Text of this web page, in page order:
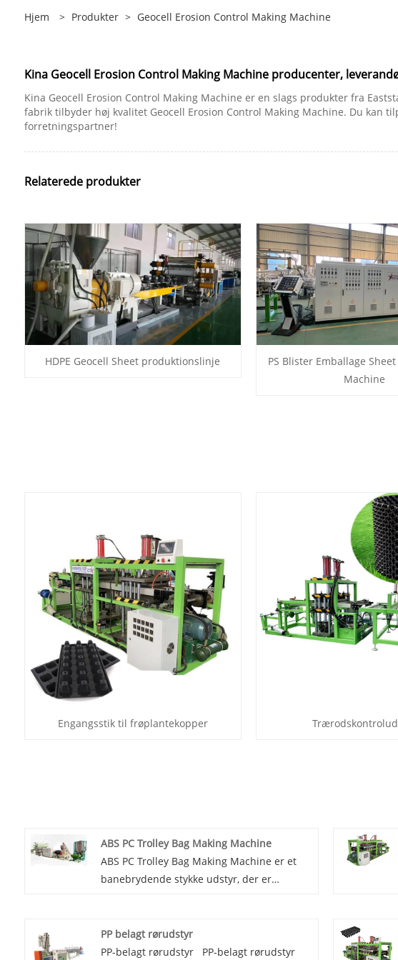
Hjem > Produkter > Geocell Erosion Control Making Machine
Kina Geocell Erosion Control Making Machine producenter,
Kina Geocell Erosion Control Making Machine er en slags produkter fra
fabrik tilbyder høj kvalitet Geocell Erosion Control Making Machine. Du kan
forretningspartner!
Relaterede produkter
HDPE Geocell Sheet produktionslinje
PS Blister Emballage
Machine
Engangsstik til frøplantekopper
ABS PC Trolley Bag Making Machine
ABS PC Trolley Bag Making Machine er et
banebrydende stykke udstyr, der er
fabrik, der har specialiseret sig i
produktionen af ​​disse maskiner, der sikrer,
PP belagt rørudstyr
PP-belagt rørudstyr PP-belagt rørudstyr